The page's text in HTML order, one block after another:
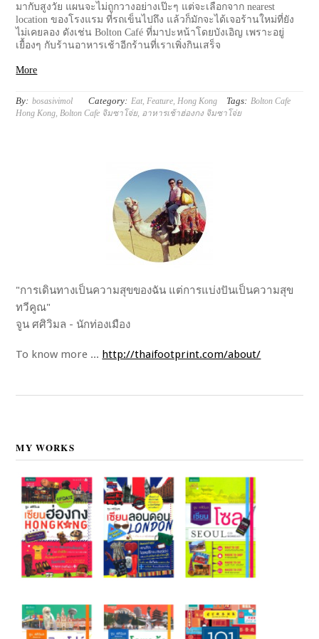
มากับสูงวัย แผนจะไม่ถูกวางอย่างเป๊ะๆ แต่จะเลือกจาก nearest
location ของโรงแรม ที่รถเข็นไปถึง แล้วก็มักจะได้เจอร้านใหม่ที่ยัง
ไม่เคยลอง ดังเช่น Bolton Café ที่มาปะหน้าโดยบังเอิญ เพราะอยู่
เยื้องๆ กับร้านอาหารเช้าอีกร้านที่เราเพิ่งกินเสร็จ
More
By: bosasivimol Category: Eat, Feature Hong Kong Tags: Bolton Cafe
Hong Kong Bolton Cafe จิมซาโจ่ย, อาหารเช้าฮ่องกง จิมซาโจ่ย
"การเดินทางเป็นความสุขของฉัน แต่การแบ่งปันเป็นความสุข
ทวีคูณ"
จูน ศศิวิมล - นักท่องเมือง
To know more ... http://thaifootprint.com/about/
MY WORKS